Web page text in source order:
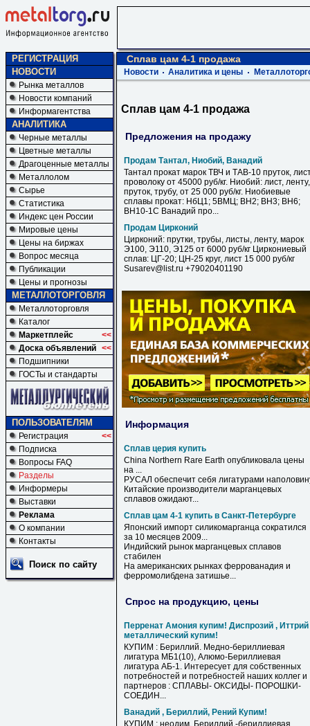
РЕГИСТРАЦИЯ
НОВОСТИ
Рынка металлов
Новости компаний
Информагентства
АНАЛИТИКА
Черные металлы
Цветные металлы
Драгоценные металлы
Металлолом
Сырье
Статистика
Индекс цен России
Мировые цены
Цены на биржах
Вопрос месяца
Публикации
Цены и прогнозы
МЕТАЛЛОТОРГОВЛЯ
Металлоторговля
Каталог
Маркетплейс
<<
Доска объявлений <<
Подшипники
ГОСТы и стандарты
ПОЛЬЗОВАТЕЛЯМ
Регистрация
<<
Подписка
Вопросы FAQ
Разделы
Информеры
Выставки
Реклама
О компании
Контакты
Поиск по сайту
Сплав цам 4-1 продажа
Новости Аналитика и цены
Сплав цам 4-1 продажа
Предложения на продажу
Продам Тантал, Ниобий, Ванадий
Тантал прокат марок ТВЧ и ТАВ-10 пруток,
проволоку от 45000 руб/кг. Ниобий: лист, ленту,
пруток, трубу, от 25 000 руб/кг. Ниобиевые
сплавы прокат: НбЦ1; 5ВМЦ; ВН2; ВН3; ВН6;
ВН10-1С Ванадий про...
Продам Цирконий
Цирконий: прутки, трубы, листы, ленту, марок
Э100, Э110, Э125 от 6000 руб/кг Циркониевый
сплав: ЦГ-20; ЦН-25 круг, лист 15 000 руб/кг
Susarev@list.ru +79020401190
Информация
Сплав церия купить
China Northern Rare Earth опубликовала цены
на ...
РУСАЛ обеспечит себя лигатурами
Китайские производители марганцевых
сплавов ожидают...
Сплав цам 4-1 купить в Санкт-Петербурге
Японский импорт силикомарганца сократился
за 10 месяцев 2009...
Индийский рынок марганцевых сплавов
стабилен
На американских рынках феррованадия и
ферромолибдена затишье...
Спрос на продукцию, цены
Перренат Амония купим! Диспрозий , Иттрий
металлический купим!
КУПИМ : Бериллий. Медно-бериллиевая
лигатура МБ1(10), Алюмо-Бериллиевая
лигатура АБ-1. Интересует для собственных
потребностей и потребностей наших коллег и
партнеров : СПЛАВЫ- ОКСИДЫ- ПОРОШКИ-
СОЕДИН...
Ванадий , Бериллий, Рений Купим!
КУПИМ : неодим, Бериллий.-бериллиевая